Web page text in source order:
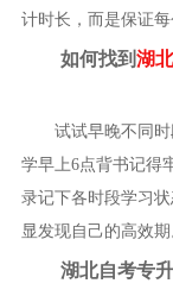
计时长，而是保证每
如何找到湖
试试早晚不同
学早上6点背书记得
录记下各时段学习
显发现自己的高效期
湖北自考专